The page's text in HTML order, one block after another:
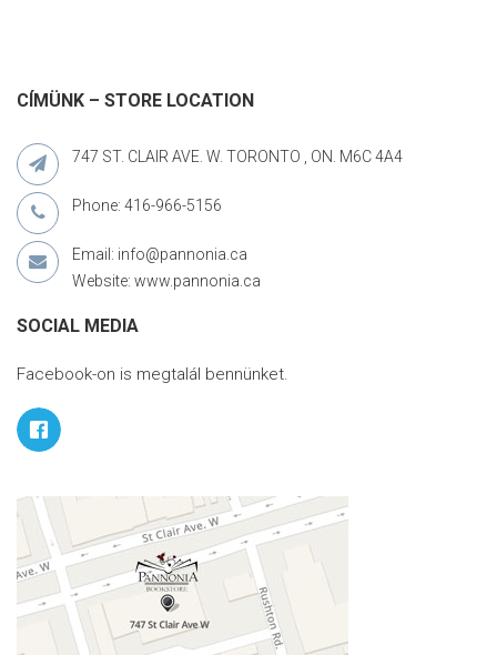
CÍMÜNK – STORE LOCATION
747 ST. CLAIR AVE. W. TORONTO , ON. M6C 4A4
Phone: 416-966-5156
Email: info@pannonia.ca
Website: www.pannonia.ca
SOCIAL MEDIA
Facebook-on is megtalál bennünket.